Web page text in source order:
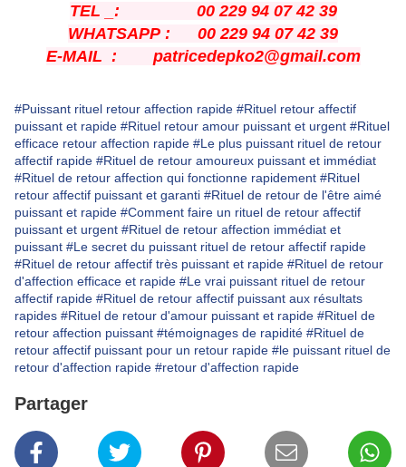
TEL _: 00 229 94 07 42 39
WHATSAPP : 00 229 94 07 42 39
E-MAIL : patricedepko2@gmail.com
#Puissant rituel retour affection rapide #Rituel retour affectif
puissant et rapide #Rituel retour amour puissant et urgent #Rituel
efficace retour affection rapide #Le plus puissant rituel de retour
affectif rapide #Rituel de retour amoureux puissant et immédiat
#Rituel de retour affection qui fonctionne rapidement #Rituel
retour affectif puissant et garanti #Rituel de retour de l'être aimé
puissant et rapide #Comment faire un rituel de retour affectif
puissant et urgent #Rituel de retour affection immédiat et
puissant #Le secret du puissant rituel de retour affectif rapide
#Rituel de retour affectif très puissant et rapide #Rituel de retour
d'affection efficace et rapide #Le vrai puissant rituel de retour
affectif rapide #Rituel de retour affectif puissant aux résultats
rapides #Rituel de retour d'amour puissant et rapide #Rituel de
retour affection puissant #témoignages de rapidité #Rituel de
retour affectif puissant pour un retour rapide #le puissant rituel de
retour d'affection rapide #retour d'affection rapide
Partager